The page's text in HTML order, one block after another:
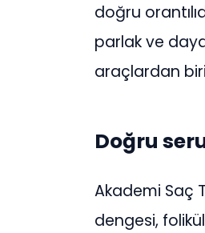
doğru
parlak ve
araçlardan
Doğru
Akademi Saç
dengesi,